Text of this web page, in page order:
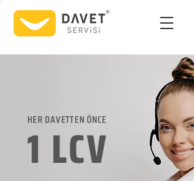
HER DAVETTEN ÖNCE
1 LCV